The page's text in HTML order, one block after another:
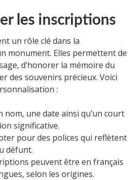
les inscriptions
un rôle clé dans la
monument. Elles permettent de
d’honorer la mémoire du
des souvenirs précieux. Voici
:
nom, une date ainsi qu’un court
significative.
pour des polices qui reflètent
défunt.
peuvent être en français
selon les origines.